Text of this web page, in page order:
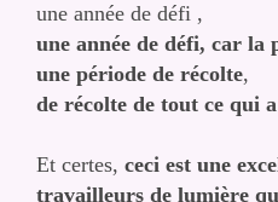
une année de défi ,
une année de défi, car la
une période de récolte,
de récolte de tout ce qui a
Et certes, ceci est une
travailleurs de lumière